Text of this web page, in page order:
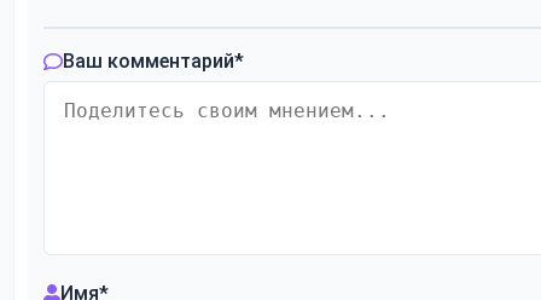
Ваш комментарий*
Имя*